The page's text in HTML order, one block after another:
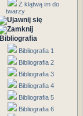
Z klątwą im do
twarzy
Bibliografia
Bibliografia 1
Bibliografia 2
Bibliografia 3
Bibliografia 4
Bibliografia 5
Bibliografia 6